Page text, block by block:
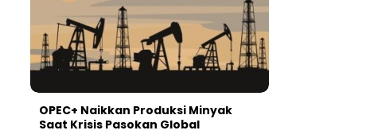
OPEC+ Naikkan Produksi Minyak
Saat Krisis Pasokan Global